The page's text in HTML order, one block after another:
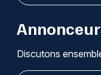
Discutons